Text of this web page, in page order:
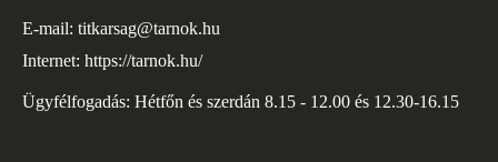
E-mail: titkarsag@tarnok.hu
Internet: https://tarnok.hu/
Ügyfélfogadás: Hétfőn és szerdán 8.15 - 12.00 és 12.30-16.15